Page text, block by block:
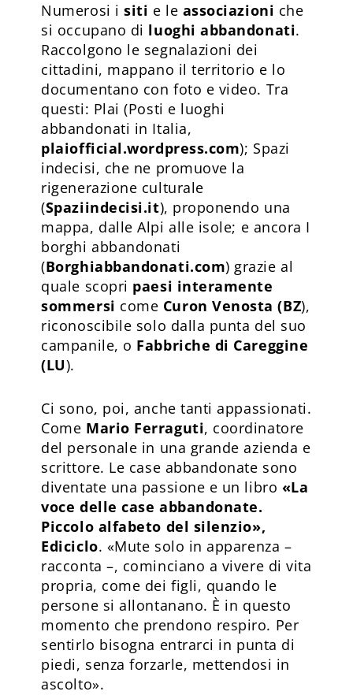
Numerosi isiti e le associazioni che
si occupano di luoghi abbandonati.
Raccolgono le segnalazioni dei
cittadini, mappano il territorio e lo
documentano con foto e video. Tra
questi: Plai (Posti e luoghi
abbandonati in Italia,
plaiofficial.wordpress.com); Spazi
indecisi, che ne promuove la
rigenerazione culturale
(Spaziindecisi.it), proponendo una
mappa, dalle Alpi alle isole; e ancora I
borghi abbandonati
(Borghiabbandonati.com) grazie al
quale scopri paesi interamente
sommersi come Curon Venosta (BZ),
riconoscibile solo dalla punta del suo
campanile, o Fabbriche di Careggine
(LU).
Ci sono, poi, anche tanti appassionati.
Come Mario Ferraguti, coordinatore
del personale in una grande azienda e
scrittore. Le case abbandonate sono
diventate una passione e un libro «La
voce delle case abbandonate.
Piccolo alfabeto del silenzio»,
Ediciclo. «Mute solo in apparenza –
racconta –, cominciano a vivere di vita
propria, come dei figli, quando le
persone si allontanano. È in questo
momento che prendono respiro. Per
sentirlo bisogna entrarci in punta di
piedi, senza forzarle, mettendosi in
ascolto».